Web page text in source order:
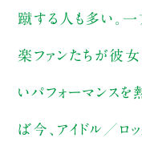
蹴する人も多い。一
楽ファンたちが彼
いパフォーマンスを
ば今、アイドル／ロ